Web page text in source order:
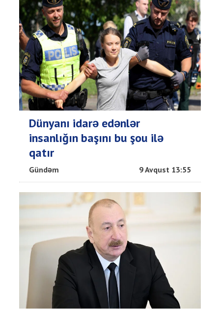
Dünyanı idarə edənlər
insanlığın başını bu şou ilə
qatır
Gündəm 9 Avqust 13:55